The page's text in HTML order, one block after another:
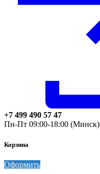
+7 499 490 57 47
Пн-Пт 09:00-18:00 (Минск)
Корзина
Оформить